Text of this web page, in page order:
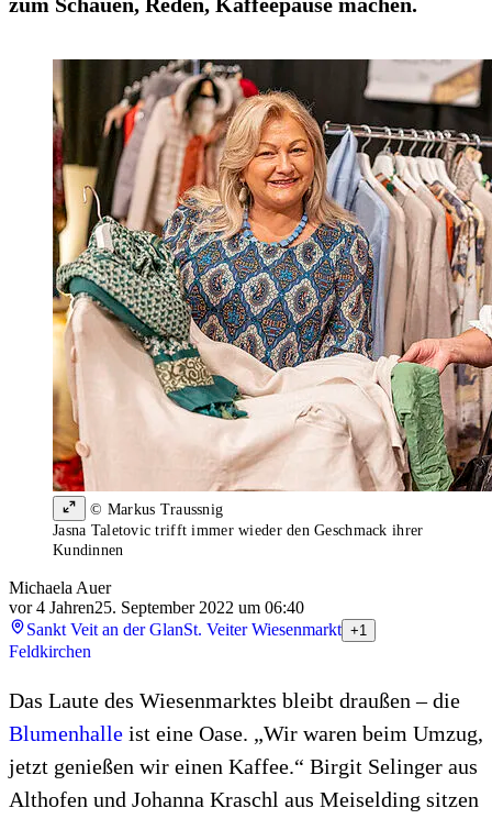
© Markus Traussnig
Jasna Taletovic trifft immer wieder den Geschmack ihrer
Kundinnen
Michaela Auer
vor 4 Jahren25. September 2022 um 06:40
Sankt Veit an der GlanSt. Veiter Wiesenmarkt +1
Feldkirchen
Das Laute des Wiesenmarktes bleibt draußen – die
Blumenhalle ist eine Oase. „Wir waren beim Umzug,
jetzt genießen wir einen Kaffee.“ Birgit Selinger aus
Althofen und Johanna Kraschl aus Meiselding sitzen